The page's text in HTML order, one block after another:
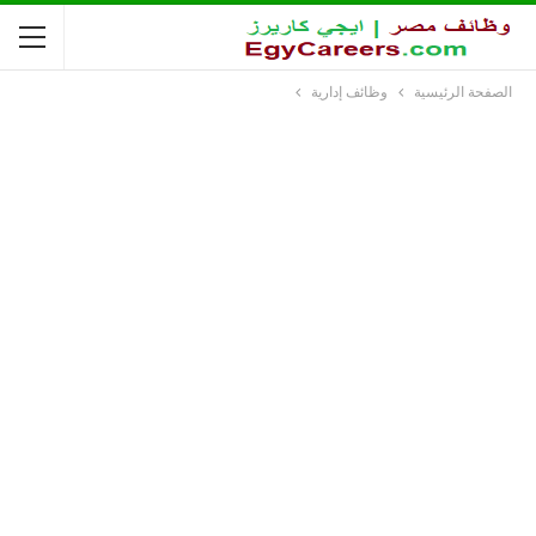
الصفحة الرئيسية وظائف إدارية